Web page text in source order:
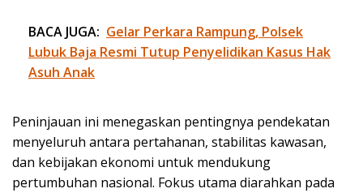
BACA JUGA: Gelar Perkara Rampung, Polsek
Lubuk Baja Resmi Tutup Penyelidikan Kasus Hak
Asuh Anak
Peninjauan ini menegaskan pentingnya pendekatan
menyeluruh antara pertahanan, stabilitas kawasan,
dan kebijakan ekonomi untuk mendukung
pertumbuhan nasional. Fokus utama diarahkan pada